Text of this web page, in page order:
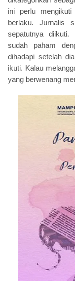
ini perlu
berlaku. Jurnalis
sepatutnya diikuti.
sudah paham
dihadapi setelah
ikuti. Kalau
yang berwenang